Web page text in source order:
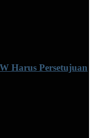
Harus Persetujuan